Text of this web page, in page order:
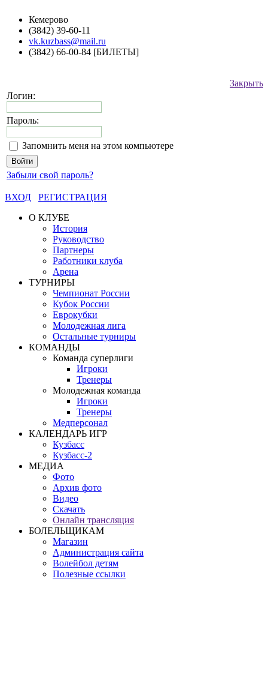
Кемерово
(3842) 39-60-11
vk.kuzbass@mail.ru
(3842) 66-00-84 [БИЛЕТЫ]
Закрыть
Логин:
Пароль:
Запомнить меня на этом компьютере
Забыли свой пароль?
ВХОД
РЕГИСТРАЦИЯ
О КЛУБЕ
История
Руководство
Партнеры
Работники клуба
Арена
ТУРНИРЫ
Чемпионат России
Кубок России
Еврокубки
Молодежная лига
Остальные турниры
КОМАНДЫ
Команда суперлиги
Игроки
Тренеры
Молодежная команда
Игроки
Тренеры
Медперсонал
КАЛЕНДАРЬ ИГР
Кузбасс
Кузбасс-2
МЕДИА
Фото
Архив фото
Видео
Скачать
Онлайн трансляция
БОЛЕЛЬЩИКАМ
Магазин
Администрация сайта
Волейбол детям
Полезные ссылки